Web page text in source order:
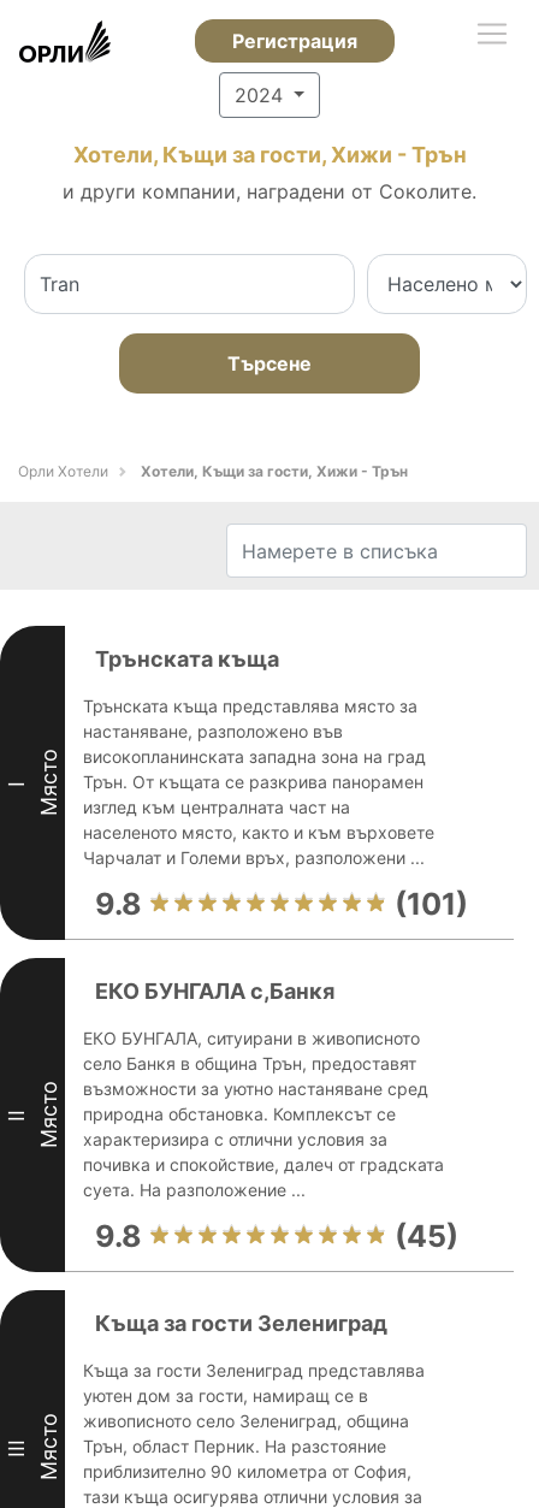
Регистрация
2024
Хотели, Къщи за гости, Хижи - Трън
и други компании, наградени от Соколите.
Търсене
Орли Хотели Хотели, Къщи за гости, Хижи - Трън
I Място
Трънската къща
Трънската къща представлява място за
настаняване, разположено във
високопланинската западна зона на град
Трън. От къщата се разкрива панорамен
изглед към централната част на
населеното място, както и към върховете
Чарчалат и Големи връх, разположени ...
9.8 (101)
II Място
ЕКО БУНГАЛА с,Банкя
ЕКО БУНГАЛА, ситуирани в живописното
село Банкя в община Трън, предоставят
възможности за уютно настаняване сред
природна обстановка. Комплексът се
характеризира с отлични условия за
почивка и спокойствие, далеч от градската
суета. На разположение ...
9.8 (45)
III Място
Къща за гости Зелениград
Къща за гости Зелениград представлява
уютен дом за гости, намиращ се в
живописното село Зелениград, община
Трън, област Перник. На разстояние
приблизително 90 километра от София,
тази къща осигурява отлични условия за